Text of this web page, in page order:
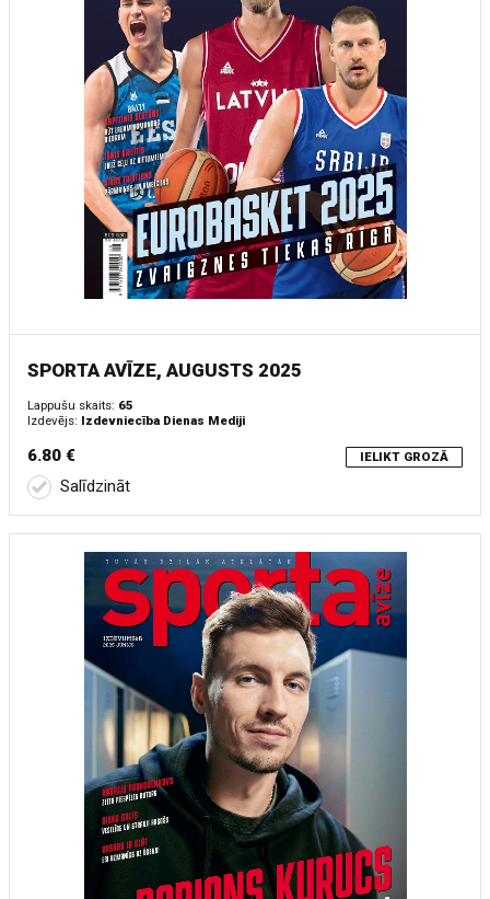
SPORTA AVĪZE, AUGUSTS 2025
Lappušu skaits: 65
Izdevējs: Izdevniecība Dienas Mediji
6.80 € IELIKT GROZĀ
Salīdzināt